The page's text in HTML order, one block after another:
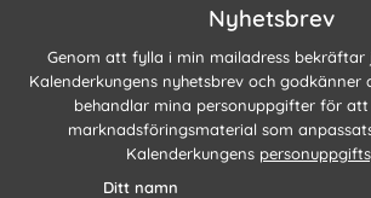
Nyhetsbrev
Genom att fylla i min mailadress
Kalenderkungens nyhetsbrev och godkänner
behandlar mina personuppgifter för att
marknadsföringsmaterial som
Kalenderkungens
Ditt namn